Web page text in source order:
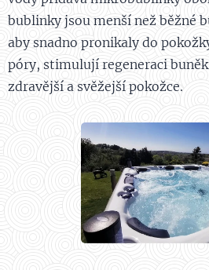
bublinky jsou menší než běžné
aby snadno pronikaly do
póry, stimulují regeneraci
zdravější a svěžejší pokožce.